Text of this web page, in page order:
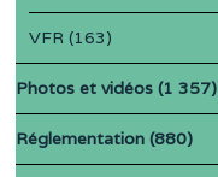
VFR (163)
Photos et vidéos (1 357)
Réglementation (880)